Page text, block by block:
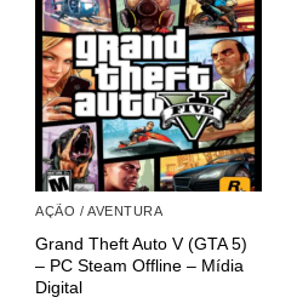
AÇÃO / AVENTURA
Grand Theft Auto V (GTA 5)
– PC Steam Offline – Mídia
Digital